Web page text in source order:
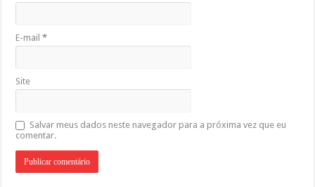
E-mail*
Site
Salvar meus dados neste navegador para a próxima vez que eu
comentar.